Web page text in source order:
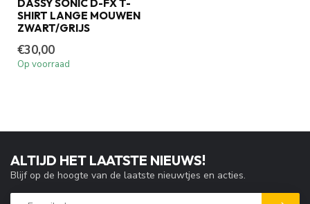
DASSY SONIC D-FX T-
SHIRT LANGE MOUWEN
ZWART/GRIJS
€30,00
Op voorraad
ALTIJD HET LAATSTE NIEUWS!
Blijf op de hoogte van de laatste nieuwtjes en acties.